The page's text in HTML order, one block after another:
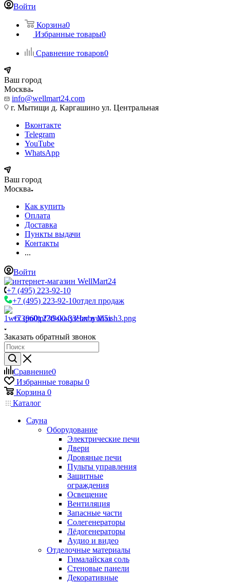
Войти
Корзина0
Избранные товары0
Сравнение товаров0
Ваш город
Москва
info@wellmart24.com
г. Мытищи д. Каргашино ул. Центральная
Вконтакте
Telegram
YouTube
WhatsApp
Ваш город
Москва
Как купить
Оплата
Доставка
Пункты выдачи
Контакты
...
Войти
+7 (495) 223-92-10
+7 (495) 223-92-10отдел продаж
+7 (960) 230-00-33Чат в Max
Заказать обратный звонок
Сравнение0
Избранные товары 0
Корзина 0
Каталог
Сауна
Оборудование
Электрические печи
Двери
Дровяные печи
Пульты управления
Защитные
ограждения
Освещение
Вентиляция
Запасные части
Солегенераторы
Лёдогенераторы
Аудио и видео
Отделочные материалы
Гималайская соль
Стеновые панели
Декоративные